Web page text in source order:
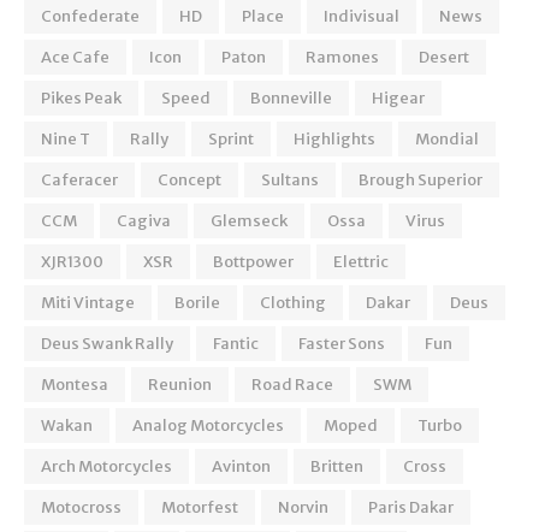
Confederate
HD Place Indivisual
News
Ace Cafe
Icon Paton Ramones
Desert
Pikes Peak
Speed Bonneville
Higear
Nine T
Rally Sprint Highlights
Mondial
Caferacer
Concept Sultans
Brough Superior
CCM
Cagiva Glemseck Ossa
Virus
XJR1300
XSR Bottpower
Elettric
Miti Vintage
Borile Clothing Dakar
Deus
Deus Swank Rally
Fantic Faster Sons
Fun
Montesa
Reunion Road Race
SWM
Wakan
Analog Motorcycles Moped
Turbo
Arch Motorcycles
Avinton Britten
Cross
Motocross
Motorfest Norvin
Paris Dakar